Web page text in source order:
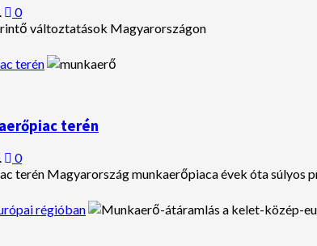
0
változtatások Magyarországon
terén
terén
0
terén Magyarország munkaerőpiaca évek óta súlyos
régióban